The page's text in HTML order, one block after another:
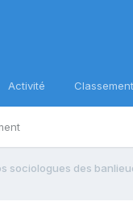
Activité Classement
sociologues des